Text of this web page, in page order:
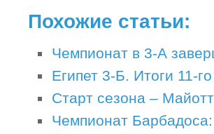
Похожие статьи:
Чемпионат в 3-А
Египет 3-Б. Итоги 11-
Старт сезона –
Чемпионат